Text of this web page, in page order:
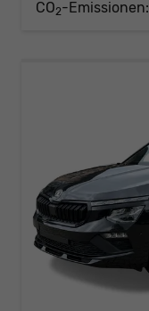
CO2-Emissionen: